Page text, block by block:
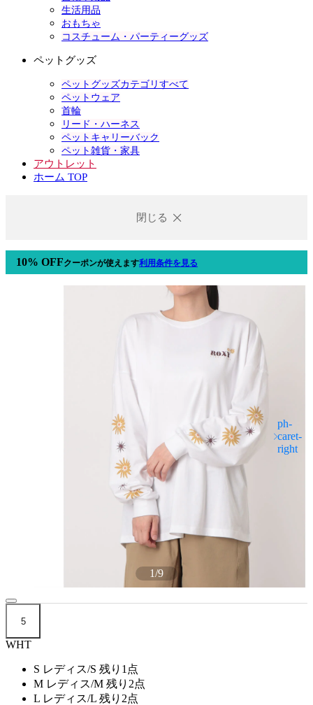
生活用品
おもちゃ
コスチューム・パーティーグッズ
ペットグッズ
ペットグッズカテゴリすべて
ペットウェア
首輪
リード・ハーネス
ペットキャリーバック
ペット雑貨・家具
アウトレット
ホーム TOP
閉じる
10% OFFクーポンが使えます利用条件を見る
1/9
5
WHT
S レディス/S 残り1点
M レディス/M 残り2点
L レディス/L 残り2点